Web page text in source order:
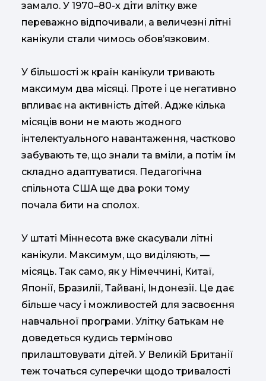
замало. У 1970–80-х діти влітку вже
переважно відпочивали, а величезні літні
канікули стали чимось обов’язковим.
У більшості ж країн канікули тривають
максимум два місяці. Проте і це негативно
впливає на активність дітей. Адже кілька
місяців вони не мають жодного
інтелектуального навантаження, частково
забувають те, що знали та вміли, а потім їм
складно адаптуватися. Педагогічна
спільнота США ще два роки тому
почала бити на сполох.
У штаті Міннесота вже скасували літні
канікули. Максимум, що виділяють, —
місяць. Так само, як у Німеччині, Китаї,
Японії, Бразилії, Тайвані, Індонезії. Це дає
більше часу і можливостей для засвоєння
навчальної програми. Улітку батькам не
доведеться кудись терміново
прилаштовувати дітей. У Великій Британії
теж точаться суперечки щодо тривалості